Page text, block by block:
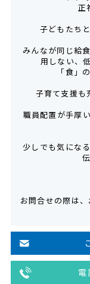
正社
子どもたち
みんなが同じ給
用しない、
「食」
子育て支援
職員配置が手厚
少しでも気にな
お問合せの際は